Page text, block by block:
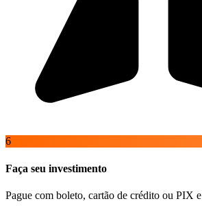
6
Faça seu investimento
Pague com boleto, cartão de crédito ou PIX e